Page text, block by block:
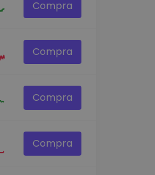
Compra
Compra
Compra
Compra